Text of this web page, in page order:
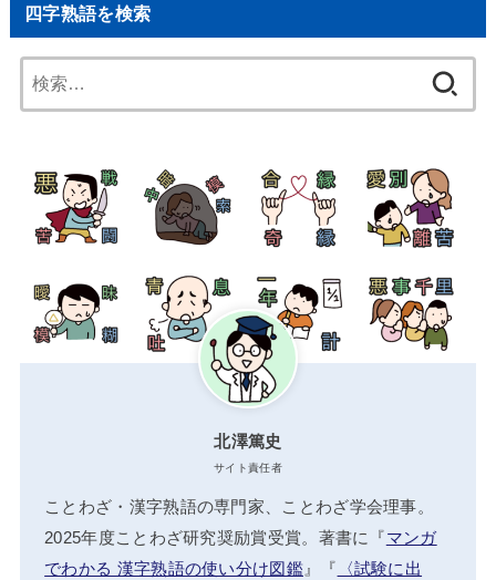
四字熟語を検索
索:
北澤篤史
サイト責任者
ことわざ・漢字熟語の専門家、ことわざ学会理事。
2025年度ことわざ研究奨励賞受賞。著書に『マンガ
でわかる 漢字熟語の使い分け図鑑』『 〈試験に出